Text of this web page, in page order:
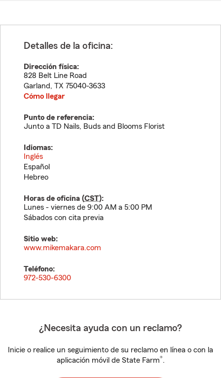
Detalles de la oficina:
Dirección física:
828 Belt Line Road
Garland, TX 75040-3633
Cómo llegar
Punto de referencia:
Junto a TD Nails, Buds and Blooms Florist
Idiomas:
Inglés
Español
Hebreo
Horas de oficina (CST):
Lunes - viernes de 9:00 AM a 5:00 PM
Sábados con cita previa
Sitio web:
www.mikemakara.com
Teléfono:
972-530-6300
¿Necesita ayuda con un reclamo?
Inicie o realice un seguimiento de su reclamo en línea o con la
aplicación móvil de State Farm®.